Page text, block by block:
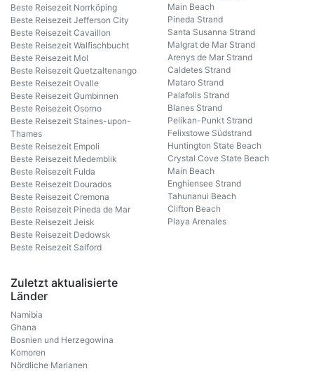
Beste Reisezeit Norrköping
Beste Reisezeit Jefferson City
Beste Reisezeit Cavaillon
Beste Reisezeit Walfischbucht
Beste Reisezeit Mol
Beste Reisezeit Quetzaltenango
Beste Reisezeit Ovalle
Beste Reisezeit Gumbinnen
Beste Reisezeit Osorno
Beste Reisezeit Staines-upon-
Thames
Beste Reisezeit Empoli
Beste Reisezeit Medemblik
Beste Reisezeit Fulda
Beste Reisezeit Dourados
Beste Reisezeit Cremona
Beste Reisezeit Pineda de Mar
Beste Reisezeit Jeisk
Beste Reisezeit Dedowsk
Beste Reisezeit Salford
Main Beach
Pineda Strand
Santa Susanna Strand
Malgrat de Mar Strand
Arenys de Mar Strand
Caldetes Strand
Mataro Strand
Palafolls Strand
Blanes Strand
Pelikan-Punkt Strand
Felixstowe Südstrand
Huntington State Beach
Crystal Cove State Beach
Main Beach
Enghiensee Strand
Tahunanui Beach
Clifton Beach
Playa Arenales
Zuletzt aktualisierte
Länder
Namibia
Ghana
Bosnien und Herzegowina
Komoren
Nördliche Marianen